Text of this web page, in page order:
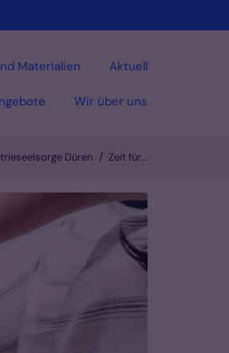
Wir über uns
Materialien Aktuell
Düren Zeit für...